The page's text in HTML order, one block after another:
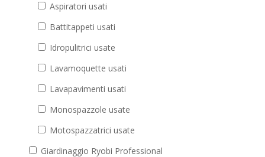
Aspiratori usati
Battitappeti usati
Idropulitrici usate
Lavamoquette usati
Lavapavimenti usati
Monospazzole usate
Motospazzatrici usate
Giardinaggio Ryobi Professional